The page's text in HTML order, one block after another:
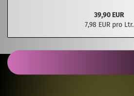
39,90 EUR
7,98 EUR pro Ltr.